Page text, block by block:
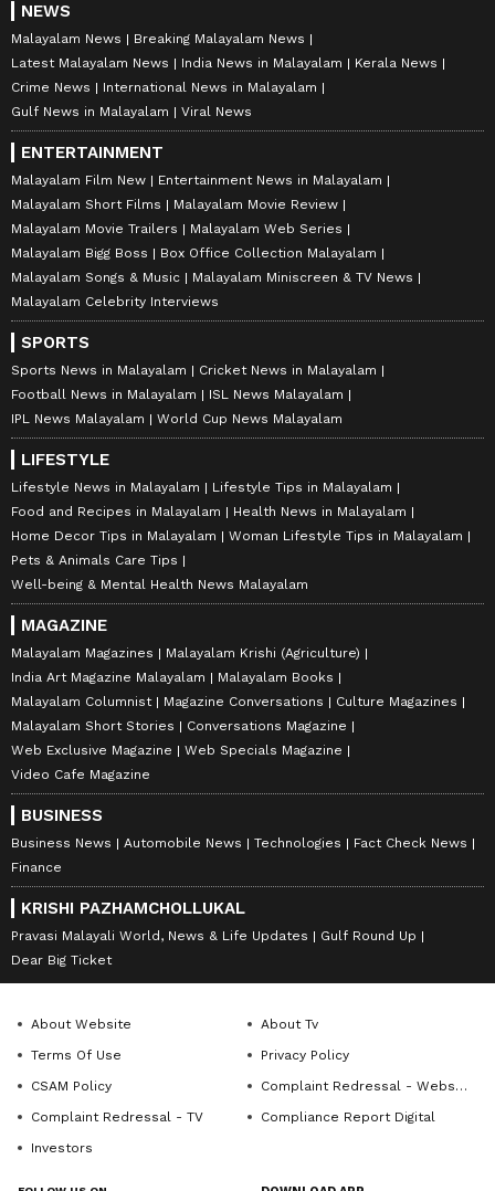
NEWS
Malayalam News
Breaking Malayalam News
Latest Malayalam News
India News in Malayalam
Kerala News
Crime News
International News in Malayalam
Gulf News in Malayalam
Viral News
ENTERTAINMENT
Malayalam Film New
Entertainment News in Malayalam
Malayalam Short Films
Malayalam Movie Review
Malayalam Movie Trailers
Malayalam Web Series
Malayalam Bigg Boss
Box Office Collection Malayalam
Malayalam Songs & Music
Malayalam Miniscreen & TV News
Malayalam Celebrity Interviews
SPORTS
Sports News in Malayalam
Cricket News in Malayalam
Football News in Malayalam
ISL News Malayalam
IPL News Malayalam
World Cup News Malayalam
LIFESTYLE
Lifestyle News in Malayalam
Lifestyle Tips in Malayalam
Food and Recipes in Malayalam
Health News in Malayalam
Home Decor Tips in Malayalam
Woman Lifestyle Tips in Malayalam
Pets & Animals Care Tips
Well-being & Mental Health News Malayalam
MAGAZINE
Malayalam Magazines
Malayalam Krishi (Agriculture)
India Art Magazine Malayalam
Malayalam Books
Malayalam Columnist
Magazine Conversations
Culture Magazines
Malayalam Short Stories
Conversations Magazine
Web Exclusive Magazine
Web Specials Magazine
Video Cafe Magazine
BUSINESS
Business News Automobile News Technologies
Fact Check News
Finance
KRISHI PAZHAMCHOLLUKAL
Pravasi Malayali World, News & Life Updates
Gulf Round Up
Dear Big Ticket
About Website
About Tv
Terms Of Use
Privacy Policy
CSAM Policy
Complaint Redressal - Website
Complaint Redressal - TV
Compliance Report Digital
Investors